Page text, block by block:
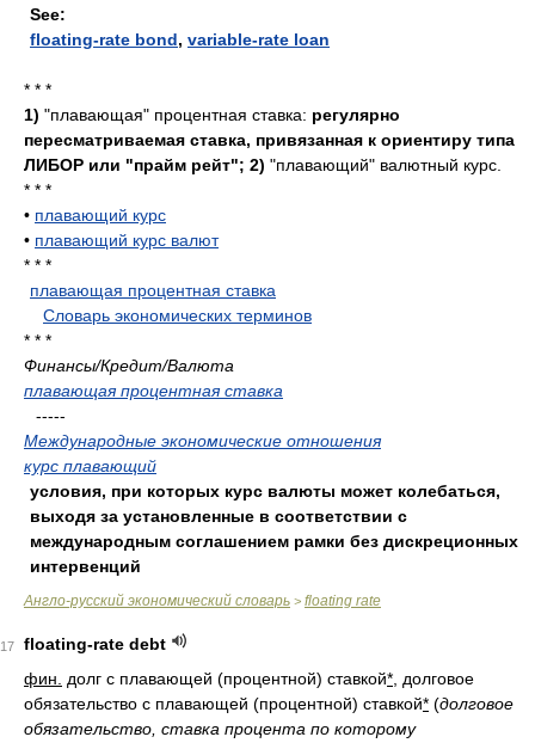
See:
floating-rate bond, variable-rate loan
* * *
1) "плавающая" процентная ставка: регулярно
пересматриваемая ставка, привязанная к ориентиру типа
ЛИБОР или "прайм рейт"; 2) "плавающий" валютный курс.
* * *
• плавающий курс
• плавающий курс валют
* * *
плавающая процентная ставка
Словарь экономических терминов
* * *
Финансы/Кредит/Валюта
плавающая процентная ставка
-----
Международные экономические отношения
курс плавающий
условия, при которых курс валюты может колебаться,
выходя за установленные в соответствии с
международным соглашением рамки без дискреционных
интервенций
Англо-русский экономический словарь > floating rate
17
floating-rate debt
фин.
долг с плавающей (процентной) ставкой* , долговое
обязательство с плавающей (процентной) ставкой* (долговое
обязательство, ставка процента по которому